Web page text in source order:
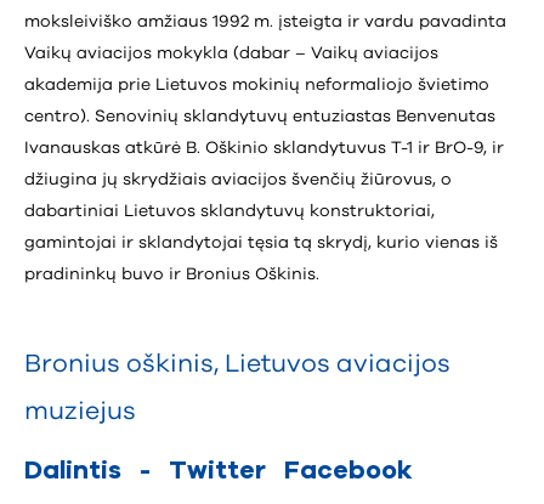
moksleiviško amžiaus 1992 m. įsteigta ir vardu pavadinta
Vaikų aviacijos mokykla (dabar – Vaikų aviacijos
akademija prie Lietuvos mokinių neformaliojo švietimo
centro). Senovinių sklandytuvų entuziastas Benvenutas
Ivanauskas atkūrė B. Oškinio sklandytuvus T-1 ir BrO-9, ir
džiugina jų skrydžiais aviacijos švenčių žiūrovus, o
dabartiniai Lietuvos sklandytuvų konstruktoriai,
gamintojai ir sklandytojai tęsia tą skrydį, kurio vienas iš
pradininkų buvo ir Bronius Oškinis.
Bronius oškinis, Lietuvos aviacijos
muziejus
Dalintis - Twitter
Facebook